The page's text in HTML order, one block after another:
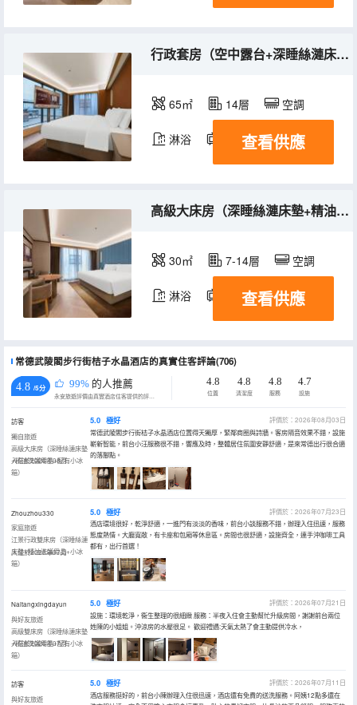
行政套房（空中露台+深睡絲漣床墊+精油洗護用品）
65㎡ 14層 空調
淋浴 電視機
查看供應
高級大床房（深睡絲漣床墊+精油洗護用品+配有小冰箱）
30㎡ 7-14層 空調
淋浴 電視機 冰箱
查看供應
常德武陵閣步行街桔子水晶酒店的真實住客評論(706)
4.8 /5分 99% 的人推薦
永安旅遊評價由真實酒店住客提供的評價。
4.8
位置
4.8
清潔度
4.8
服務
4.7
設施
訪客
獨自旅遊
高級大床房（深睡絲漣床墊
+精油洗護用品+配有小冰
箱）
入住於2026年08月
5.0 極好
評價於：2026年08月03日
常德武陵閣步行街桔子水晶酒店位置得天獨厚，緊鄰商圈與詩牆。客房隔音效果不錯，設施
嶄新智能，前台小汪服務很不錯，響應及時，整體居住氛圍安靜舒適，是來常德出行很合適
的落腳點。
Zhouzhou330
家庭旅遊
江景行政雙床房（深睡絲漣
床墊+精油洗護用品+小冰
箱）
入住於2026年07月
5.0 極好
評價於：2026年07月23日
酒店環境很好，乾淨舒適，一進門有淡淡的香味，前台小談服務不錯，辦理入住迅速，服務
態度熱情。大廳寬敞，有卡座和包廂等休息區。房間也很舒適，設施齊全，連手沖咖啡工具
都有，出行首選！
Naitangxingdayun
與好友旅遊
高級雙床房（深睡絲漣床墊
+精油洗護用品+配有小冰
箱）
入住於2026年07月
5.0 極好
評價於：2026年07月21日
設施：環境乾淨，衞生整理的很細緻 服務：半夜入住會主動幫忙升級房間，謝謝前台兩位
姓陳的小姐姐。沖涼房的水壓很足。 歡迎禮遇:天氣太熱了會主動提供冷水，
訪客
與好友旅遊
5.0 極好
評價於：2026年07月11日
酒店服務挺好的，前台小陳辦理入住很迅速，酒店還有免費的送洗服務。阿姨12點多還在